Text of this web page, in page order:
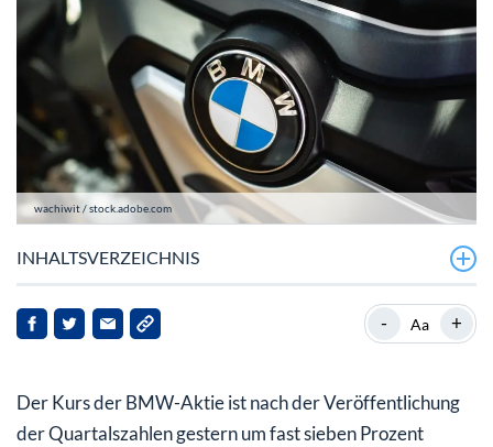
wachiwit / stock.adobe.com
INHALTSVERZEICHNIS
BMW steigert den Gewinn in Q3 sehr deutlich
- Aa +
Der Kurs der BMW-Aktie ist nach der Veröffentlichung
der Quartalszahlen gestern um fast sieben Prozent